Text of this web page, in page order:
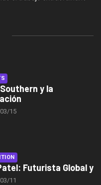
y la
15
Futurista Global y
11